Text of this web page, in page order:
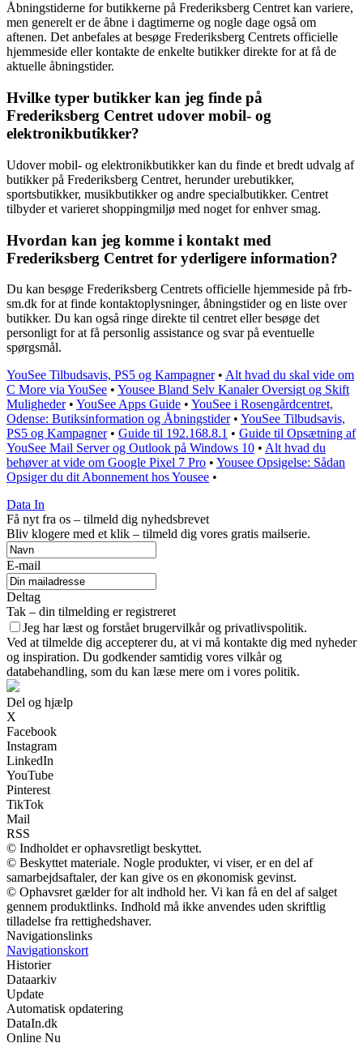
Åbningstiderne for butikkerne på Frederiksberg Centret kan variere,
men generelt er de åbne i dagtimerne og nogle dage også om
aftenen. Det anbefales at besøge Frederiksberg Centrets officielle
hjemmeside eller kontakte de enkelte butikker direkte for at få de
aktuelle åbningstider.
Hvilke typer butikker kan jeg finde på
Frederiksberg Centret udover mobil- og
elektronikbutikker?
Udover mobil- og elektronikbutikker kan du finde et bredt udvalg af
butikker på Frederiksberg Centret, herunder urebutikker,
sportsbutikker, musikbutikker og andre specialbutikker. Centret
tilbyder et varieret shoppingmiljø med noget for enhver smag.
Hvordan kan jeg komme i kontakt med
Frederiksberg Centret for yderligere information?
Du kan besøge Frederiksberg Centrets officielle hjemmeside på frb-
sm.dk for at finde kontaktoplysninger, åbningstider og en liste over
butikker. Du kan også ringe direkte til centret eller besøge det
personligt for at få personlig assistance og svar på eventuelle
spørgsmål.
YouSee Tilbudsavis, PS5 og Kampagner• Alt hvad du skal vide om
C More via YouSee • Yousee Bland Selv Kanaler Oversigt og Skift
Muligheder• YouSee Apps Guide • YouSee i Rosengårdcentret,
Odense: Butiksinformation og Åbningstider• YouSee Tilbudsavis,
PS5 og Kampagner• Guide til 192.168.8.1 • Guide til Opsætning af
YouSee Mail Server og Outlook på Windows 10 • Alt hvad du
behøver at vide om Google Pixel 7 Pro • Yousee Opsigelse: Sådan
Opsiger du dit Abonnement hos Yousee •
Data In
Få nyt fra os – tilmeld dig nyhedsbrevet
Bliv klogere med et klik – tilmeld dig vores gratis mailserie.
E-mail
Deltag
Tak – din tilmelding er registreret
Jeg har læst og forstået brugervilkår og privatlivspolitik.
Ved at tilmelde dig accepterer du, at vi må kontakte dig med nyheder
og inspiration. Du godkender samtidig vores vilkår og
databehandling, som du kan læse mere om i vores politik.
Del og hjælp
X
Facebook
Instagram
LinkedIn
YouTube
Pinterest
TikTok
Mail
RSS
© Indholdet er ophavsretligt beskyttet.
© Beskyttet materiale. Nogle produkter, vi viser, er en del af
samarbejdsaftaler, der kan give os en økonomisk gevinst.
© Ophavsret gælder for alt indhold her. Vi kan få en del af salget
gennem produktlinks. Indhold må ikke anvendes uden skriftlig
tilladelse fra rettighedshaver.
Navigationslinks
Navigationskort
Historier
Dataarkiv
Update
Automatisk opdatering
DataIn.dk
Online Nu